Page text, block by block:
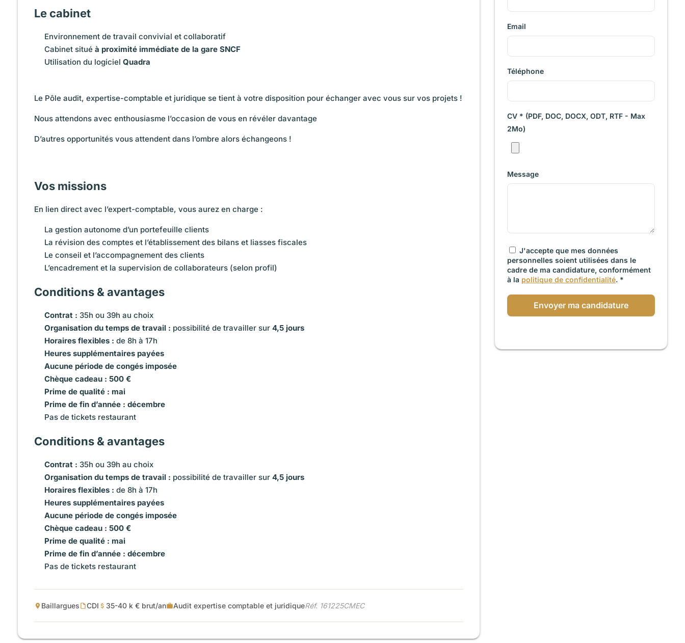
Le cabinet
Environnement de travail convivial et collaboratif
Cabinet situé à proximité immédiate de la gare SNCF
Utilisation du logiciel Quadra
Le Pôle audit, expertise-comptable et juridique se tient à votre disposition pour échanger avec vous sur vos projets !
Nous attendons avec enthousiasme l’occasion de vous en révéler davantage
D’autres opportunités vous attendent dans l’ombre alors échangeons !
Vos missions
En lien direct avec l’expert-comptable, vous aurez en charge :
La gestion autonome d’un portefeuille clients
La révision des comptes et l’établissement des bilans et liasses fiscales
Le conseil et l’accompagnement des clients
L’encadrement et la supervision de collaborateurs (selon profil)
Conditions & avantages
Contrat : 35h ou 39h au choix
Organisation du temps de travail : possibilité de travailler sur 4,5 jours
Horaires flexibles : de 8h à 17h
Heures supplémentaires payées
Aucune période de congés imposée
Chèque cadeau : 500 €
Prime de qualité : mai
Prime de fin d’année : décembre
Pas de tickets restaurant
Conditions & avantages
Contrat : 35h ou 39h au choix
Organisation du temps de travail : possibilité de travailler sur 4,5 jours
Horaires flexibles : de 8h à 17h
Heures supplémentaires payées
Aucune période de congés imposée
Chèque cadeau : 500 €
Prime de qualité : mai
Prime de fin d’année : décembre
Pas de tickets restaurant
Baillargues CDI 35-40 k € brut/an Audit expertise comptable et juridiqueRéf. 161225CMEC
Email
Téléphone
CV * (PDF, DOC, DOCX, ODT, RTF - Max
2Mo)
Message
J'accepte que mes données
personnelles soient utilisées dans le
cadre de ma candidature, conformément
à la politique de confidentialité. *
Envoyer ma candidature